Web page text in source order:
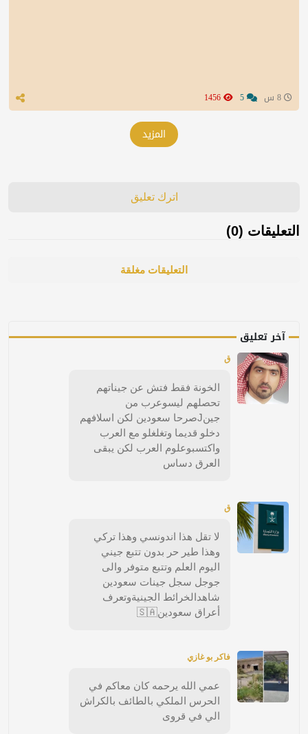
المزيد
اترك تعليق
التعليقات (0)
التعليقات مغلقة
آخر تعليق
ق
الخونة فقط فتش عن جيناتهم
تحصلهم ليسوعرب من
جينJصرحا سعودين لكن اسلافهم
دخلو قديما وتغلغلو مع العرب
واكتسبوعلوم العرب لكن يبقى
العرق دساس
ق
لا تقل هذا اندونسي وهذا تركي
وهذا طير حر بدون تتبع جيني
اليوم العلم وتتبع متوفر والى
جوجل سجل جينات سعودين
شاهدالخرائط الجينيةوتعرف
أعراق سعودين🇸🇦
فاكر بو غازي
عمي الله يرحمه كان معاكم في
الحرس الملكي بالطائف بالكراش
الي في قروى